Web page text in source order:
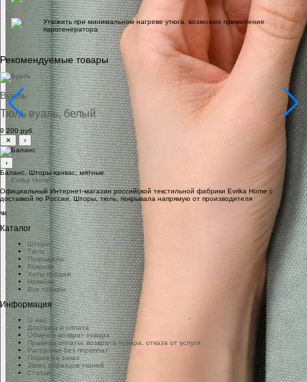
Утюжить при минимальном нагреве утюга, возможно применение
парогенератора
Рекомендуемые товары
Вуаль
Тюль вуаль, белый
9 200 руб.
✕
‹
›
Баланс. Шторы канвас, мятные
Официальный Интернет-магазин российской текстильной фабрики Evrika Home c
доставкой по России. Шторы, тюль, покрывала напрямую от производителя
Каталог
Шторы
Тюль
Покрывала
Коврики
Хиты продаж
Новинки
Все товары
Информация
О нас
Доставка и оплата
Обмен и возврат товара
Правила оплаты, возврата товара, отказа от услуги
Рассрочка без переплат
Пошив на заказ
Заказ образцов тканей
Статьи